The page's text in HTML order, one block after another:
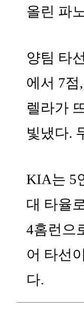
올린 파
양팀 타
에서 7
렐라가
빛냈다.
KIA는 5
대 타율
4홈런으
어 타선
다.